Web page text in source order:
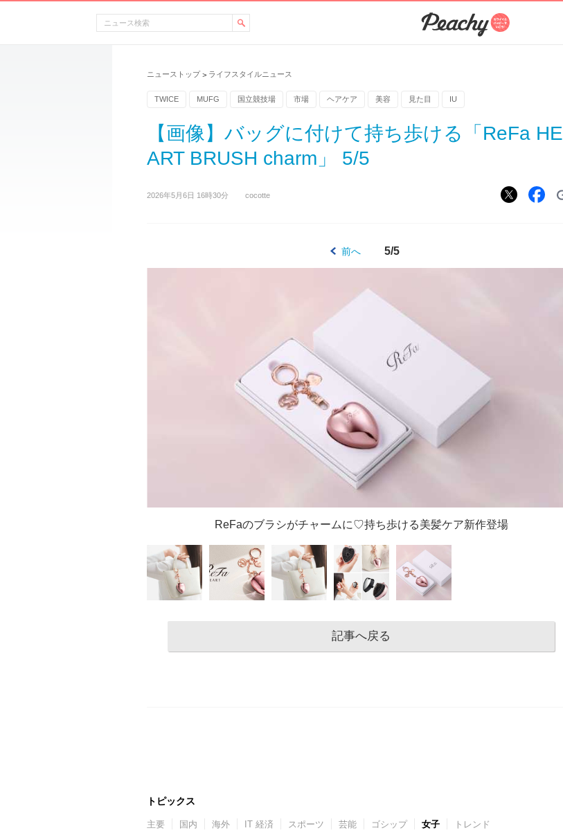
ニューストップ > ライフスタイルニュース
TWICE MUFG 国立競技場 市場 ヘアケア 美容 見た目 IU
【画像】バッグに付けて持ち歩ける「ReFa HE
ART BRUSH charm」 5/5
2026年5月6日 16時30分 cocotte
前へ 5/5
ReFaのブラシがチャームに♡持ち歩ける美髪ケア新作登場
記事へ戻る
トピックス
主要 国内 海外 IT 経済 スポーツ 芸能 ゴシップ 女子 トレンド